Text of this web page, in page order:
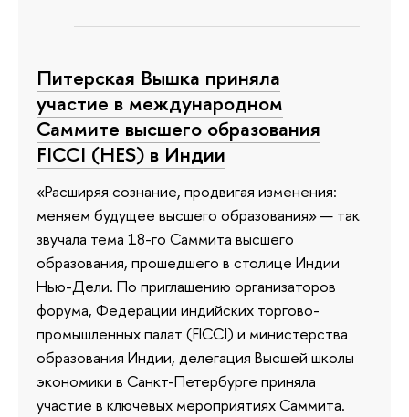
Питерская Вышка приняла
участие в международном
Саммите высшего образования
FICCI (HES) в Индии
«Расширяя сознание, продвигая изменения:
меняем будущее высшего образования» — так
звучала тема 18-го Саммита высшего
образования, прошедшего в столице Индии
Нью-Дели. По приглашению организаторов
форума, Федерации индийских торгово-
промышленных палат (FICCI) и министерства
образования Индии, делегация Высшей школы
экономики в Санкт-Петербурге приняла
участие в ключевых мероприятиях Саммита.